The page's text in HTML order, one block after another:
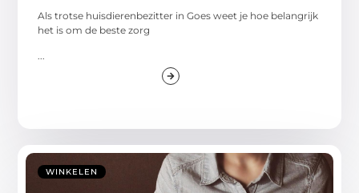
Als trotse huisdierenbezitter in Goes weet je hoe belangrijk
het is om de beste zorg
...
WINKELEN